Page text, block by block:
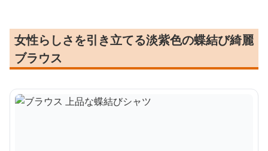
女性らしさを引き立てる淡紫色の蝶結び綺麗
ブラウス